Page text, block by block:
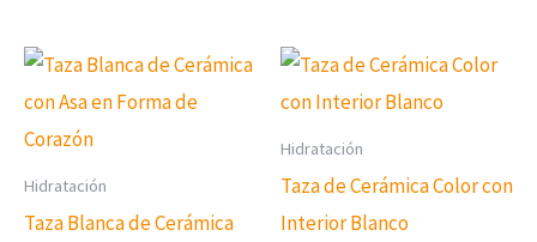
Hidratación
Taza Blanca de Cerámica
Hidratación
Taza de Cerámica Color con
Interior Blanco